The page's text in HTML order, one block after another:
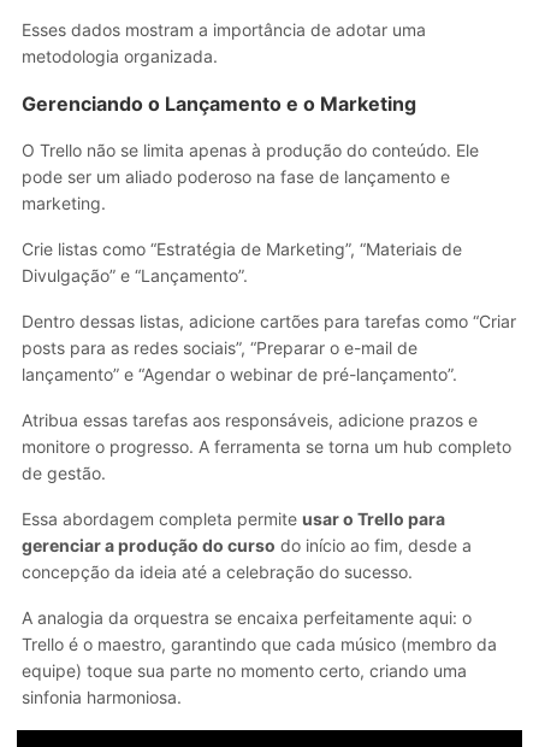
Esses dados mostram a importância de adotar uma
metodologia organizada.
Gerenciando o Lançamento e o Marketing
O Trello não se limita apenas à produção do conteúdo. Ele
pode ser um aliado poderoso na fase de lançamento e
marketing.
Crie listas como “Estratégia de Marketing”, “Materiais de
Divulgação” e “Lançamento”.
Dentro dessas listas, adicione cartões para tarefas como “Criar
posts para as redes sociais”, “Preparar o e-mail de
lançamento” e “Agendar o webinar de pré-lançamento”.
Atribua essas tarefas aos responsáveis, adicione prazos e
monitore o progresso. A ferramenta se torna um hub completo
de gestão.
Essa abordagem completa permite usar o Trello para
gerenciar a produção do curso do início ao fim, desde a
concepção da ideia até a celebração do sucesso.
A analogia da orquestra se encaixa perfeitamente aqui: o
Trello é o maestro, garantindo que cada músico (membro da
equipe) toque sua parte no momento certo, criando uma
sinfonia harmoniosa.